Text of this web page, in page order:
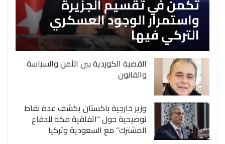
واستمرار الوجود العسكري
التركي فيها
القضية الكوردية بين الأمن والسياسة
والقانون
وزير خارجية باكستان يكشف عدة نقاط
توضيحية حول “اتفاقية مكة للدفاع
المشترك” مع السعودية وتركيا